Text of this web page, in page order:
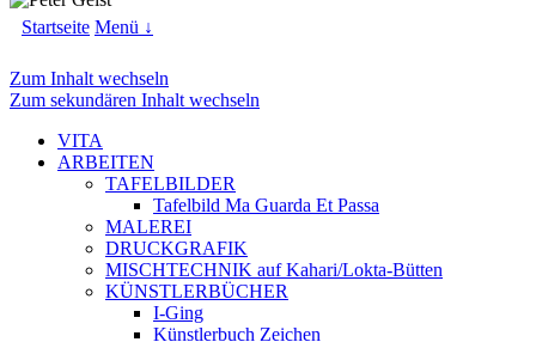
Startseite Menü ↓
Zum Inhalt wechseln
Zum sekundären Inhalt wechseln
VITA
ARBEITEN
TAFELBILDER
Tafelbild Ma Guarda Et Passa
MALEREI
DRUCKGRAFIK
MISCHTECHNIK auf Kahari/Lokta-Bütten
KÜNSTLERBÜCHER
I-Ging
Künstlerbuch Zeichen